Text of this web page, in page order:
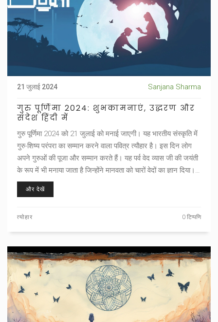
21 जुलाई 2024 Sanjana Sharma
गुरु पूर्णिमा 2024: शुभकामनाएं, उद्धरण और
संदेश हिंदी में
गुरु पूर्णिमा 2024 को 21 जुलाई को मनाई जाएगी। यह भारतीय संस्कृति में
गुरु-शिष्य परंपरा का सम्मान करने वाला पवित्र त्यौहार है। इस दिन लोग
अपने गुरुओं की पूजा और सम्मान करते हैं। यह पर्व वेद व्यास जी की जयंती
के रूप में भी मनाया जाता है जिन्होंने मानवता को चारों वेदों का ज्ञान दिया।
इस विशेष दिन की महत्ता पर आधारित शुभकामनाएं, उद्धरण और संदेश साझा
किए जाते हैं।
और देखें
त्योहार 0 टिप्पणि